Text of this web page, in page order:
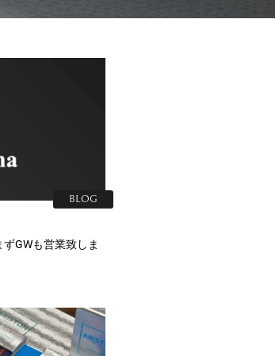
BLOG
GWも営業致しま